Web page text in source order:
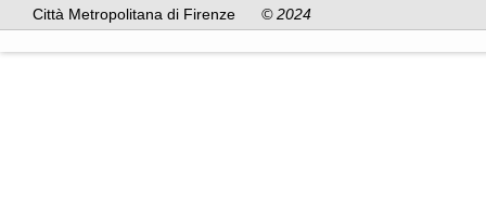
Città Metropolitana di Firenze © 2024